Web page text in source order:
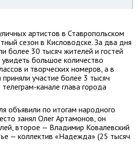
артистов в Ставропольском
сезон в Кисловодске. За два дня
более 30 тысяч жителей и гостей
большое количество
и творческих номеров, а в
участие более 3 тысяч
канале глава города
объявили по итогам народного
занял Олег Артамонов, он
второе — Владимир Ковалевский
— коллектив «Надежда» (25 тысяч